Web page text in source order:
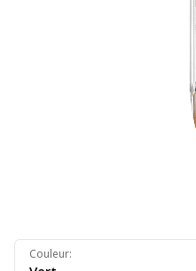
Couleur: